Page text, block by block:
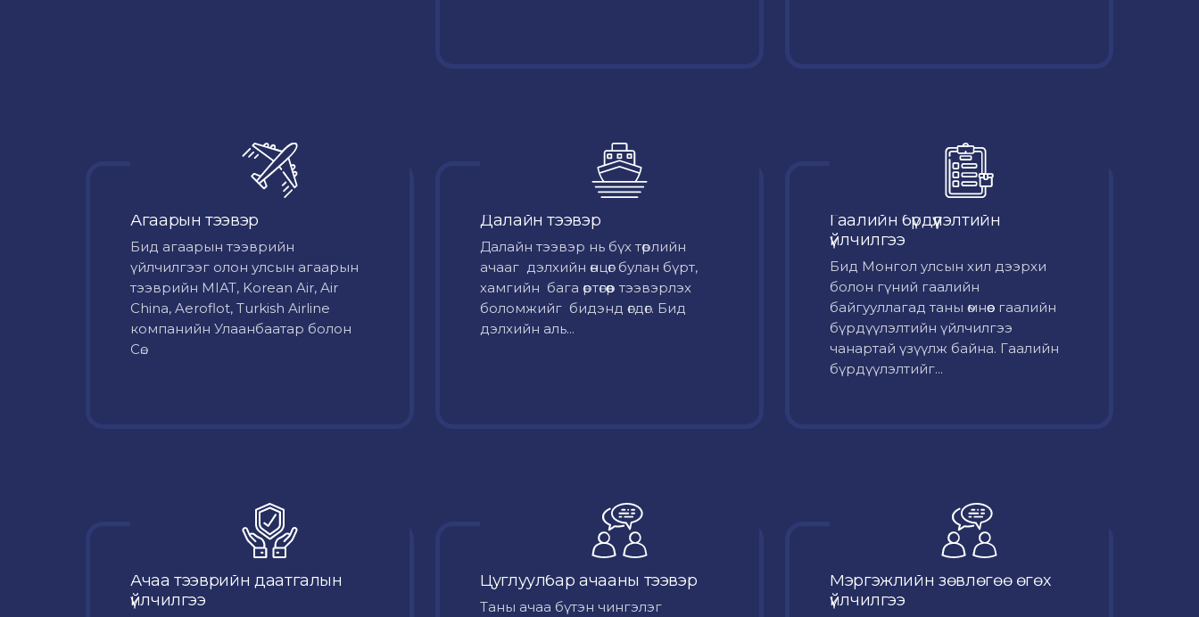
Агаарын тээвэр
Бид агаарын тээврийн
үйлчилгээг олон улсын агаарын
тээврийн MIAT, Korean Air, Air
China, Aeroflot, Turkish Airline
компанийн Улаанбаатар болон
Сө...
Далайн тээвэр
Далайн тээвэр нь бүх төрлийн
ачааг дэлхийн өнцөг булан бүрт,
хамгийн бага өртөгөөр тээвэрлэх
боломжийг бидэнд өгдөг. Бид
дэлхийн аль...
Гаалийн бүрдүүлэлтийн
үйлчилгээ
Бид Монгол улсын хил дээрхи
болон гүний гаалийн
байгууллагад таны өмнөөс гаалийн
бүрдүүлэлтийн үйлчилгээ
чанартай үзүүлж байна. Гаалийн
бүрдүүлэлтийг...
Ачаа тээврийн даатгалын
үйлчилгээ
Цуглуулбар ачааны тээвэр
Таны ачаа бүтэн чингэлэг
Мэргэжлийн зөвлөгөө өгөх
үйлчилгээ